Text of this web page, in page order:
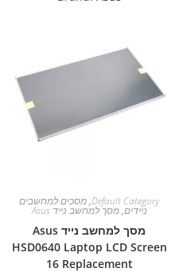
Default Category
,מסכים למחשבים
ניידים,מסך למחשב נייד Asus
מסך למחשב נייד Asus
HSD0640 Laptop LCD Screen
16 Replacement